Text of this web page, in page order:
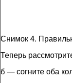
Снимок 4.
Теперь
б — согните оба